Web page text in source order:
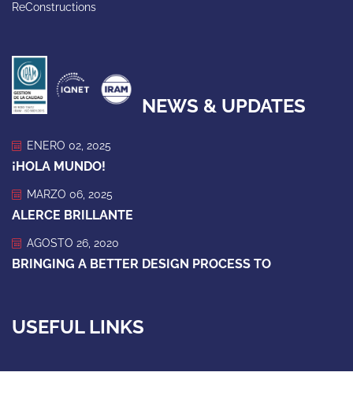
ReConstructions
NEWS & UPDATES
ENERO 02, 2025
¡HOLA MUNDO!
MARZO 06, 2025
ALERCE BRILLANTE
AGOSTO 26, 2020
BRINGING A BETTER DESIGN PROCESS TO
USEFUL LINKS